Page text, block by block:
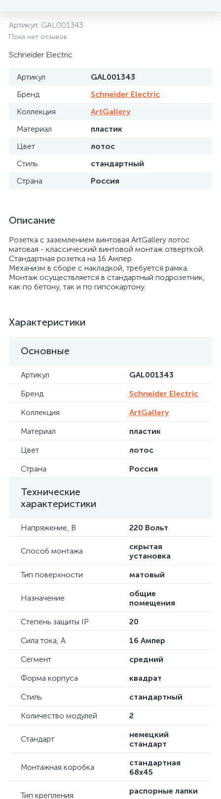
Артикул: GAL001343
Пока нет отзывов
Schneider Electric
Артикул
GAL001343
Бренд
Schneider Electric
Коллекция
ArtGallery
Материал
пластик
Цвет
лотос
Стиль
стандартный
Страна
Россия
Описание
Розетка с заземлением винтовая ArtGallery лотос
матовая - классический винтовой монтаж отверткой.
Стандартная розетка на 16 Ампер.
Механизм в сборе с накладкой, требуется рамка.
Монтаж осуществляется в стандартный подрозетник,
как по бетону, так и по гипсокартону.
Характеристики
Основные
Артикул
GAL001343
Бренд
Schneider Electric
Коллекция
ArtGallery
Материал
пластик
Цвет
лотос
Страна
Россия
Технические
характеристики
Напряжение, В 220 Вольт
Способ монтажа
скрытая
установка
Тип поверхности
матовый
Назначение
общие
помещения
Степень защиты IP
20
Сила тока, А
16 Ампер
Сегмент
средний
Форма корпуса
квадрат
Стиль
стандартный
Количество модулей
2
Стандарт
немецкий
стандарт
Монтажная коробка
стандартная
68х45
Тип крепления
распорные лапки